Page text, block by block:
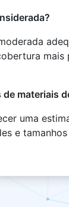
mais
materiais
uma
e